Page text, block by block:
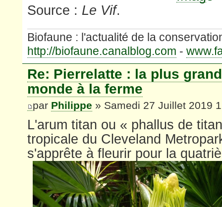
Source : Le Vif.
Biofaune : l'actualité de la
http://biofaune.canalblog.com -
Re: Pierrelatte : la plus
monde à la ferme
par Philippe » Samedi 27 Juillet 2019
L'arum titan ou « phallus de
tropicale du Cleveland
s'apprête à fleurir pour la